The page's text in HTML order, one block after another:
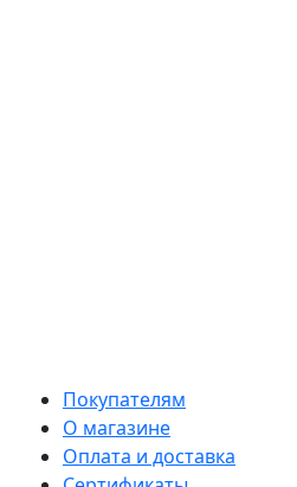
Покупателям
О магазине
Оплата и доставка